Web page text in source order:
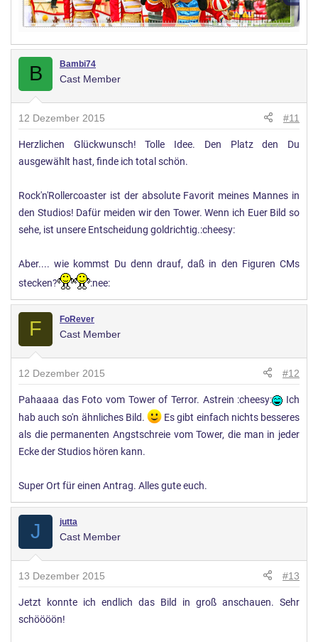
B Bambi74
Cast Member
12 Dezember 2015 #11
Herzlichen Glückwunsch! Tolle Idee. Den Platz den Du
ausgewählt hast, finde ich total schön.
Rock'n'Rollercoaster ist der absolute Favorit meines Mannes in
den Studios! Dafür meiden wir den Tower. Wenn ich Euer Bild so
sehe, ist unsere Entscheidung goldrichtig.:cheesy:
Aber.... wie kommst Du denn drauf, daß in den Figuren CMs
stecken?
:nee:
F FoRever
Cast Member
12 Dezember 2015 #12
Pahaaaa das Foto vom Tower of Terror. Astrein :cheesy:
Ich
hab auch so'n ähnliches Bild.
Es gibt einfach nichts besseres
als die permanenten Angstschreie vom Tower, die man in jeder
Ecke der Studios hören kann.
Super Ort für einen Antrag. Alles gute euch.
J jutta
Cast Member
13 Dezember 2015 #13
Jetzt konnte ich endlich das Bild in groß anschauen. Sehr
schöööön!